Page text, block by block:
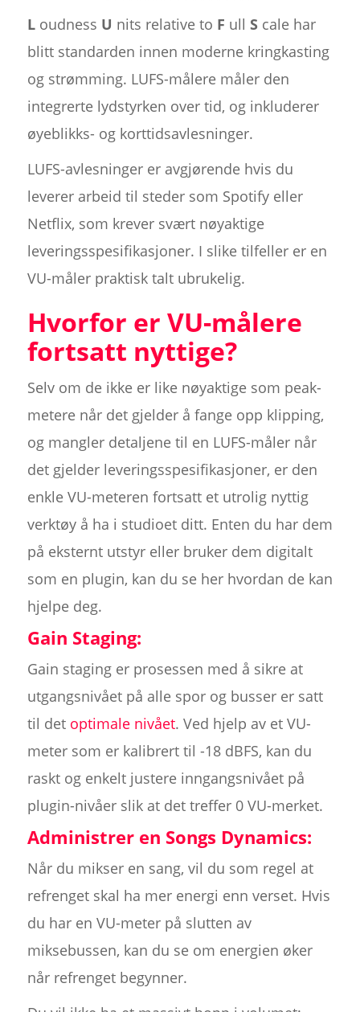
Loudness U nits relative to F ull Scale har
blitt standarden innen moderne kringkasting
og strømming. LUFS-målere måler den
integrerte lydstyrken over tid, og inkluderer
øyeblikks- og korttidsavlesninger.
LUFS-avlesninger er avgjørende hvis du
leverer arbeid til steder som Spotify eller
Netflix, som krever svært nøyaktige
leveringsspesifikasjoner. I slike tilfeller er en
VU-måler praktisk talt ubrukelig.
Hvorfor er VU-målere
fortsatt nyttige?
Selv om de ikke er like nøyaktige som peak-
metere når det gjelder å fange opp klipping,
og mangler detaljene til en LUFS-måler når
det gjelder leveringsspesifikasjoner, er den
enkle VU-meteren fortsatt et utrolig nyttig
verktøy å ha i studioet ditt. Enten du har dem
på eksternt utstyr eller bruker dem digitalt
som en plugin, kan du se her hvordan de kan
hjelpe deg.
Gain Staging:
Gain staging er prosessen med å sikre at
utgangsnivået på alle spor og busser er satt
til det optimale nivået. Ved hjelp av et VU-
meter som er kalibrert til -18 dBFS, kan du
raskt og enkelt justere inngangsnivået på
plugin-nivåer slik at det treffer 0 VU-merket.
Administrer en Songs Dynamics:
Når du mikser en sang, vil du som regel at
refrenget skal ha mer energi enn verset. Hvis
du har en VU-meter på slutten av
miksebussen, kan du se om energien øker
når refrenget begynner.